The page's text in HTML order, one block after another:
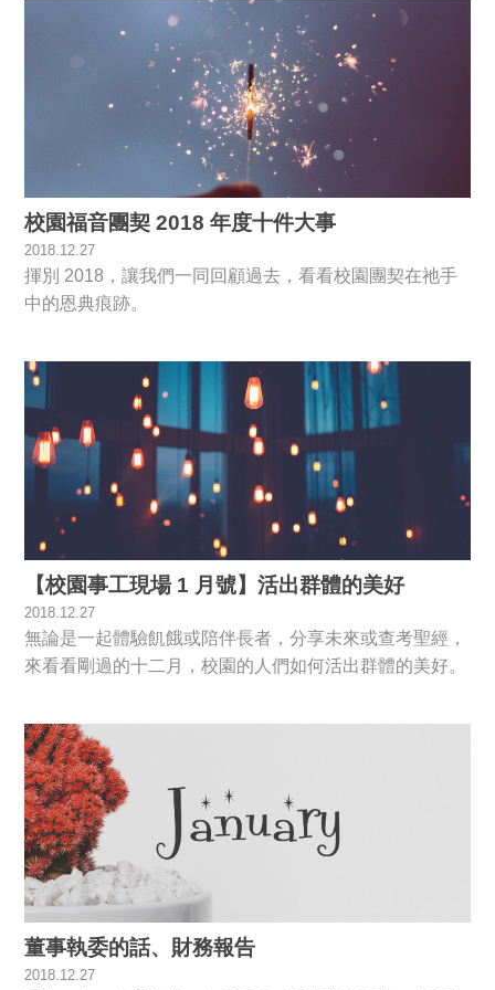
校園福音團契 2018 年度十件大事
2018.12.27
揮別 2018，讓我們一同回顧過去，看看校園團契在祂手
中的恩典痕跡。
【校園事工現場 1 月號】活出群體的美好
2018.12.27
無論是一起體驗飢餓或陪伴長者，分享未來或查考聖經，
來看看剛過的十二月，校園的人們如何活出群體的美好。
董事執委的話、財務報告
2018.12.27